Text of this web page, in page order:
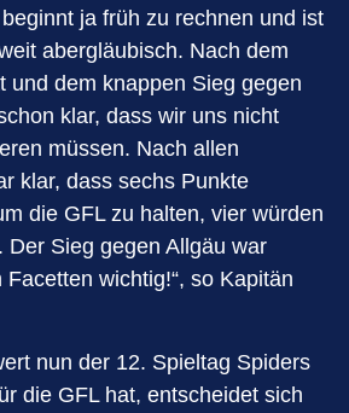
ja früh zu rechnen und ist
abergläubisch. Nach dem
und dem knappen Sieg gegen
klar, dass wir uns nicht
müssen. Nach allen
klar, dass sechs Punkte
die GFL zu halten, vier würden
Der Sieg gegen Allgäu war
wichtig!“, so Kapitän
nun der 12. Spieltag Spiders
die GFL hat, entscheidet sich